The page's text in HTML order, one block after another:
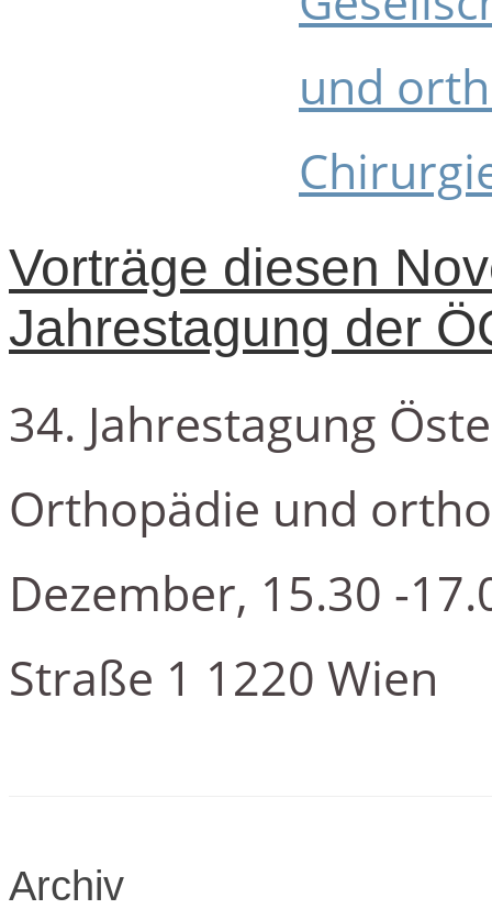
Vorträge diesen
Jahrestagung der
34. Jahrestagung
Orthopädie und
Dezember, 15.30 -
Straße 1 1220 Wien
Archiv